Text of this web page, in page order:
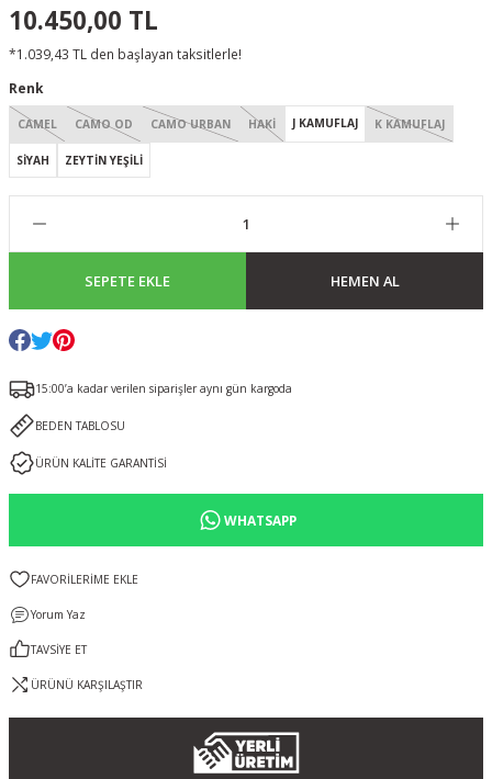
10.450,00 TL
*1.039,43 TL den başlayan taksitlerle!
Renk
CAMEL CAMO OD CAMO URBAN HAKİ J KAMUFLAJ K KAMUFLAJ
SİYAH ZEYTİN YEŞİLİ
SEPETE EKLE HEMEN AL
15:00’a kadar verilen siparişler aynı gün kargoda
BEDEN TABLOSU
ÜRÜN KALİTE GARANTİSİ
WHATSAPP
Yorum Yaz
TAVSİYE ET
ÜRÜNÜ KARŞILAŞTIR